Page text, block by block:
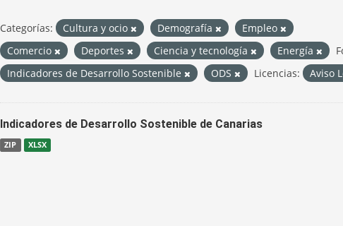
Categorías: Cultura y ocio Demografía
Empleo
Comercio
Deportes Ciencia y tecnología Energía
Indicadores de Desarrollo Sostenible
ODS Licencias: Aviso
Indicadores de Desarrollo Sostenible de Canarias
ZIP XLSX